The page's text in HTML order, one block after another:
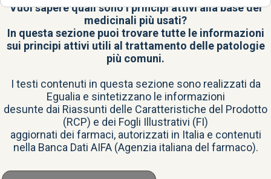
Vuoi sapere quali sono i principi attivi alla base dei
medicinali più usati?
In questa sezione puoi trovare tutte le informazioni
sui principi attivi utili al trattamento delle patologie
più comuni.
I testi contenuti in questa sezione sono realizzati da
Egualia e sintetizzano le informazioni
desunte dai Riassunti delle Caratteristiche del Prodotto
(RCP) e dei Fogli Illustrativi (FI)
aggiornati dei farmaci, autorizzati in Italia e contenuti
nella Banca Dati AIFA(Agenzia italiana del farmaco).